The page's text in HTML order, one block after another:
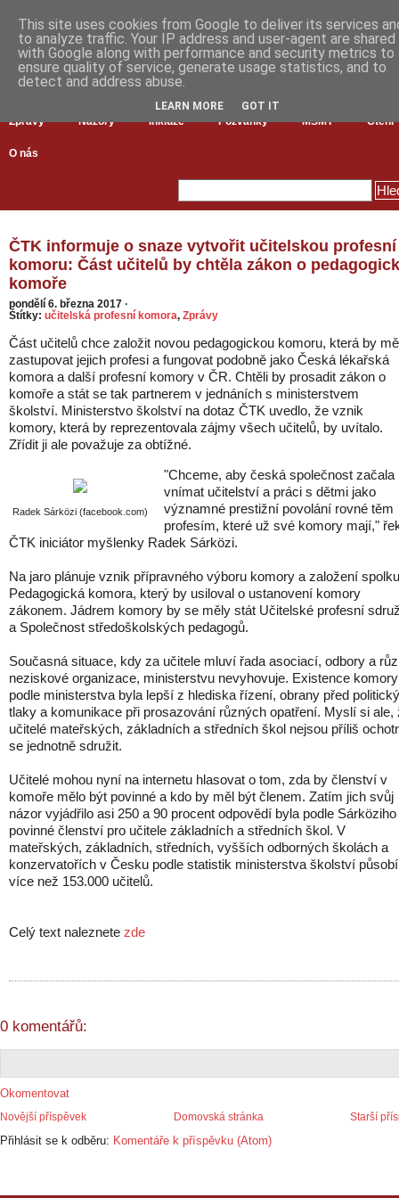
Zprávy Názory Inkluze Pozvánky MŠMT Čtení
O nás
ČTK informuje o snaze vytvořit učitelskou profesní
komoru: Část učitelů by chtěla zákon o
komoře
pondělí 6. března 2017 ·
Štítky: učitelská profesní komora, Zprávy
Část učitelů chce založit novou pedagogickou komoru, která by
zastupovat jejich profesi a fungovat podobně jako Česká lékařská
komora a další profesní komory v ČR. Chtěli by prosadit zákon o
komoře a stát se tak partnerem v jednáních s ministerstvem
školství. Ministerstvo školství na dotaz ČTK uvedlo, že vznik
komory, která by reprezentovala zájmy všech učitelů, by uvítalo.
Zřídit ji ale považuje za obtížné.
Radek Sárközi (facebook.com)
"Chceme, aby česká společnost začala
vnímat učitelství a práci s dětmi jako
významné prestižní povolání rovné těm
profesím, které už své komory mají,"
ČTK iniciátor myšlenky Radek Sárközi.
Na jaro plánuje vznik přípravného výboru komory a založení spolku
Pedagogická komora, který by usiloval o ustanovení komory
zákonem. Jádrem komory by se měly stát Učitelské profesní
a Společnost středoškolských pedagogů.
Současná situace, kdy za učitele mluví řada asociací, odbory a
neziskové organizace, ministerstvu nevyhovuje. Existence
podle ministerstva byla lepší z hlediska řízení, obrany před
tlaky a komunikace při prosazování různých opatření. Myslí si ale,
učitelé mateřských, základních a středních škol nejsou příliš
se jednotně sdružit.
Učitelé mohou nyní na internetu hlasovat o tom, zda by členství v
komoře mělo být povinné a kdo by měl být členem. Zatím jich svůj
názor vyjádřilo asi 250 a 90 procent odpovědí byla podle Sárköziho
povinné členství pro učitele základních a středních škol. V
mateřských, základních, středních, vyšších odborných školách a
konzervatořích v Česku podle statistik ministerstva školství působí
více než 153.000 učitelů.
Celý text naleznete zde
0 komentářů:
Okomentovat
Novější příspěvek Starší
Domovská stránka
Přihlásit se k odběru: Komentáře k příspěvku (Atom)
This site uses cookies from Google to deliver its services
to analyze traffic. Your IP address and user-agent are shared
with Google along with performance and security metrics to
ensure quality of service, generate usage statistics, and to
detect and address abuse.
LEARN MORE GOT IT